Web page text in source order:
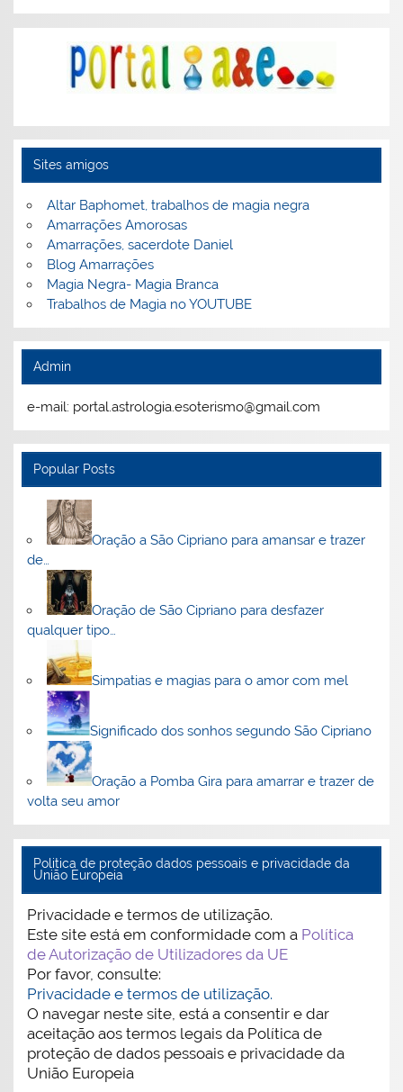
Sites amigos
Altar Baphomet, trabalhos de magia negra
Amarrações Amorosas
Amarrações, sacerdote Daniel
Blog Amarrações
Magia Negra- Magia Branca
Trabalhos de Magia no YOUTUBE
Admin
e-mail: portal.astrologia.esoterismo@gmail.com
Popular Posts
Oração a São Cipriano para amansar e trazer
de…
Oração de São Cipriano para desfazer
qualquer tipo…
Simpatias e magias para o amor com mel
Significado dos sonhos segundo São Cipriano
Oração a Pomba Gira para amarrar e trazer de
volta seu amor
Politica de proteção dados pessoais e privacidade da
União Europeia
Privacidade e termos de utilização.
Este site está em conformidade com a Política
de Autorização de Utilizadores da UE
Por favor, consulte:
Privacidade e termos de utilização.
O navegar neste site, está a consentir e dar
aceitação aos termos legais da Política de
proteção de dados pessoais e privacidade da
União Europeia